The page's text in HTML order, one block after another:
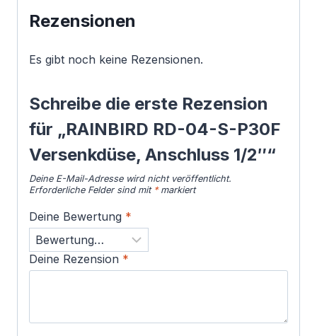
Rezensionen
Es gibt noch keine Rezensionen.
Schreibe die erste Rezension
für „RAINBIRD RD-04-S-P30F
Versenkdüse, Anschluss 1/2″“
Deine E-Mail-Adresse wird nicht veröffentlicht.
Erforderliche Felder sind mit *markiert
Deine Bewertung *
Deine Rezension *